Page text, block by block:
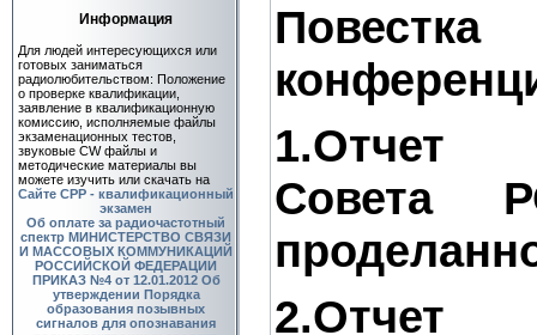
Информация
Для людей интересующихся или
готовых заниматься
радиолюбительством: Положение
о проверке квалификации,
заявление в квалификационную
комиссию, исполняемые файлы
экзаменационных тестов,
звуковые CW файлы и
методические материалы вы
можете изучить или скачать на
Сайте СРР - квалификационный
экзамен
Об оплате за радиочастотный
спектр МИНИСТЕРСТВО СВЯЗИ
И МАССОВЫХ КОММУНИКАЦИЙ
РОССИЙСКОЙ ФЕДЕРАЦИИ
ПРИКАЗ №4 от 12.01.2012 Об
утверждении Порядка
образования позывных
сигналов для опознавания
1.Отчет
2.Отчет